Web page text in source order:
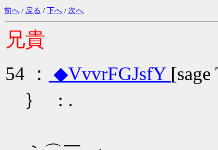
前へ / 戻る /下へ / 次へ
兄貴
54 ： ◆VvvrFGJsfY
} : . : : : .